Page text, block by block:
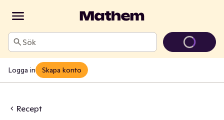
Sök
Logga in Skapa konto
Recept